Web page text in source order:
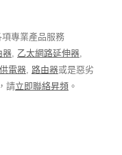
專業產品服務
器, 乙太網路延伸器,
電器, 路由器或是惡劣
請立即聯絡昇頻 。